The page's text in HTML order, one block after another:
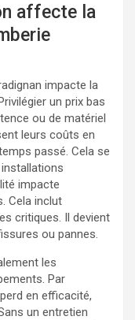
affecte la
impacte la
un prix bas
ou de matériel
leurs coûts en
passé. Cela se
impacte
Cela inclut
critiques. Il devient
ou pannes.
les
Par
en efficacité,
un entretien